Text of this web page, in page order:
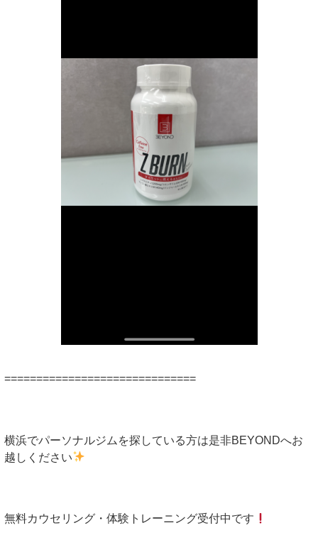
==============================
横浜でパーソナルジムを探している方は是非BEYONDへお
越しください
無料カウセリング・体験トレーニング受付中です